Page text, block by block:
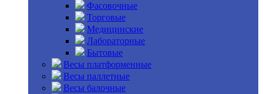
Фасовочные
Торговые
Медицинские
Лабораторные
Бытовые
Весы платформенные
Весы паллетные
Весы балочные